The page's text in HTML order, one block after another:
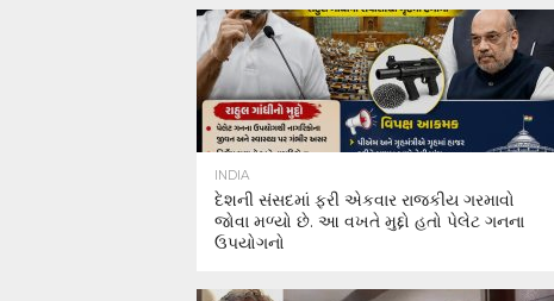
INDIA
દેશની સંસદમાં ફરી એકવાર રાજકીય ગરમાવો
જોવા મળ્યો છે. આ વખતે મુદ્દો હતો પેલેટ ગનના
ઉપયોગનો